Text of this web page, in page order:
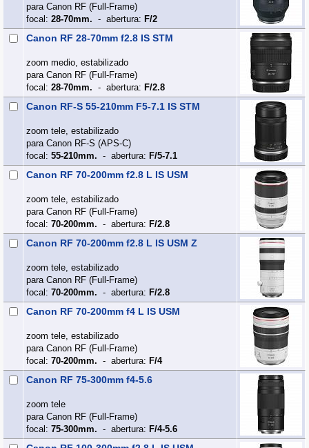
para Canon RF (Full‑Frame)
focal: 28-70mm. - abertura: F/2
Canon RF 28-70mm f2.8 IS STM
zoom medio, estabilizado
para Canon RF (Full‑Frame)
focal: 28-70mm. - abertura: F/2.8
Canon RF-S 55-210mm F5-7.1 IS STM
zoom tele, estabilizado
para Canon RF-S (APS‑C)
focal: 55-210mm. - abertura: F/5-7.1
Canon RF 70-200mm f2.8 L IS USM
zoom tele, estabilizado
para Canon RF (Full‑Frame)
focal: 70-200mm. - abertura: F/2.8
Canon RF 70-200mm f2.8 L IS USM Z
zoom tele, estabilizado
para Canon RF (Full‑Frame)
focal: 70-200mm. - abertura: F/2.8
Canon RF 70-200mm f4 L IS USM
zoom tele, estabilizado
para Canon RF (Full‑Frame)
focal: 70-200mm. - abertura: F/4
Canon RF 75-300mm f4-5.6
zoom tele
para Canon RF (Full‑Frame)
focal: 75-300mm. - abertura: F/4-5.6